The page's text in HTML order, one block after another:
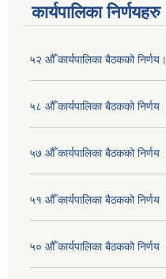
कार्यपालिका निर्णयहरु
५२ औँ कार्यपालिका बैठकको निर्णय।
५८ औँ कार्यपालिका बैठकको निर्णय
५७ औँ कार्यपालिका बैठकको निर्णय
५१ औँ कार्यपालिका बैठकको निर्णय
५० औँ कार्यपालिका बैठकको निर्णय